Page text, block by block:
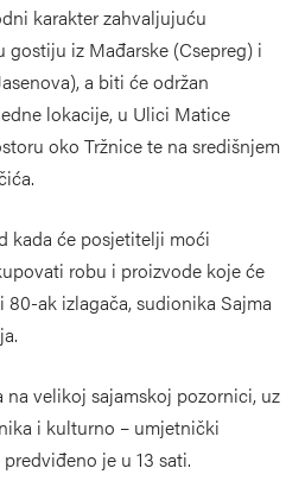
karakter zahvaljujuću
iz Mađarske (Csepreg) i
a biti će održan
lokacije, u Ulici Matice
oko Tržnice te na središnjem
kada će posjetitelji moći
robu i proizvode koje će
ak izlagača, sudionika Sajma
velikoj sajamskoj pozornici, uz
i kulturno – umjetnički
je u 13 sati.